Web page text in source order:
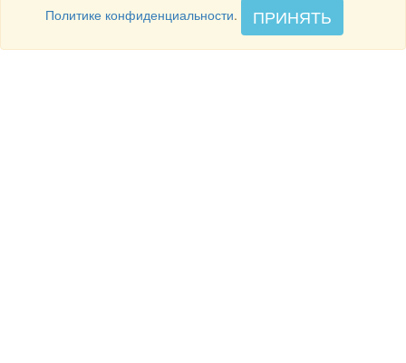
Политике конфиденциальности. ПРИНЯТЬ